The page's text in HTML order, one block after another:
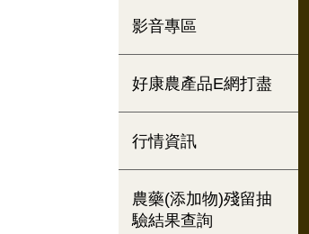
影音專區
好康農產品E網打盡
行情資訊
農藥(添加物)殘留抽
驗結果查詢